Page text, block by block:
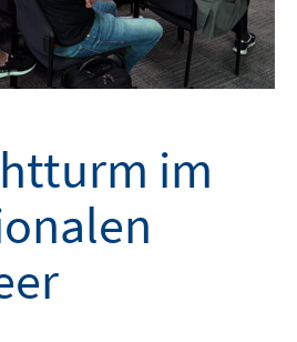
im